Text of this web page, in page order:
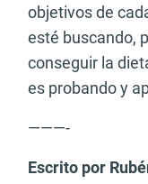
objetivos de
esté buscando,
conseguir la
es probando y
———-
Escrito por